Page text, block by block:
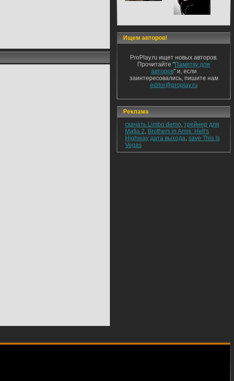
Ищем авторов!
ProPlay.ru ищет новых авторов.
Прочитайте "Памятку для
авторов" и, если
заинтересовались, пишите нам
editor@proplay.ru
Реклама
скачать Limbo demo, трейнер для
Mafia 2, Brothers in Arms: Hell's
Highway дата выхода, save This Is
Vegas